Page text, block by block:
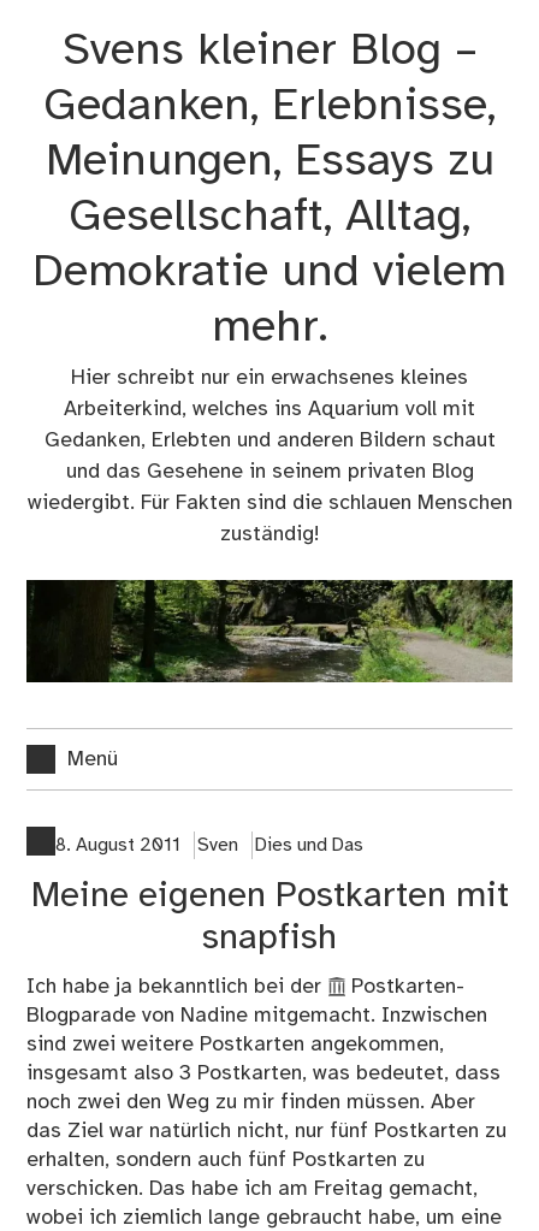
Svens kleiner Blog –
Gedanken, Erlebnisse,
Meinungen, Essays zu
Gesellschaft, Alltag,
Demokratie und vielem
mehr.
Hier schreibt nur ein erwachsenes kleines
Arbeiterkind, welches ins Aquarium voll mit
Gedanken, Erlebten und anderen Bildern schaut
und das Gesehene in seinem privaten Blog
wiedergibt. Für Fakten sind die schlauen Menschen
zuständig!
Menü
8. August 2011 Sven Dies und Das
Meine eigenen Postkarten mit
snapfish
Ich habe ja bekanntlich bei der
Postkarten-
Blogparadevon Nadine mitgemacht. Inzwischen
sind zwei weitere Postkarten angekommen,
insgesamt also 3 Postkarten, was bedeutet, dass
noch zwei den Weg zu mir finden müssen. Aber
das Ziel war natürlich nicht, nur fünf Postkarten zu
erhalten, sondern auch fünf Postkarten zu
verschicken. Das habe ich am Freitag gemacht,
wobei ich ziemlich lange gebraucht habe, um eine